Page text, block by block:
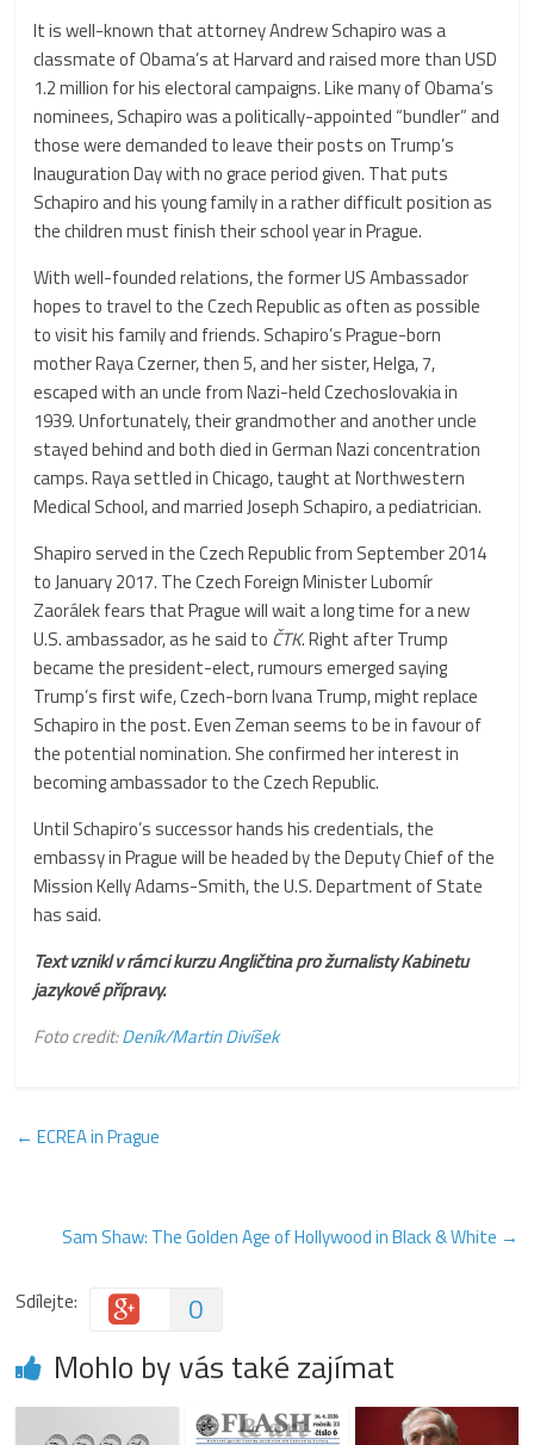
It is well-known that attorney Andrew Schapiro was a
classmate of Obama’s at Harvard and raised more than USD
1.2 million for his electoral campaigns. Like many of Obama’s
nominees, Schapiro was a politically-appointed “bundler” and
those were demanded to leave their posts on Trump’s
Inauguration Day with no grace period given. That puts
Schapiro and his young family in a rather difficult position as
the children must finish their school year in Prague.
With well-founded relations, the former US Ambassador
hopes to travel to the Czech Republic as often as possible
to visit his family and friends. Schapiro’s Prague-born
mother Raya Czerner, then 5, and her sister, Helga, 7,
escaped with an uncle from Nazi-held Czechoslovakia in
1939. Unfortunately, their grandmother and another uncle
stayed behind and both died in German Nazi concentration
camps. Raya settled in Chicago, taught at Northwestern
Medical School, and married Joseph Schapiro, a pediatrician.
Shapiro served in the Czech Republic from September 2014
to January 2017. The Czech Foreign Minister Lubomír
Zaorálek fears that Prague will wait a long time for a new
U.S. ambassador, as he said to ČTK. Right after Trump
became the president-elect, rumours emerged saying
Trump’s first wife, Czech-born Ivana Trump, might replace
Schapiro in the post. Even Zeman seems to be in favour of
the potential nomination. She confirmed her interest in
becoming ambassador to the Czech Republic.
Until Schapiro’s successor hands his credentials, the
embassy in Prague will be headed by the Deputy Chief of the
Mission Kelly Adams-Smith, the U.S. Department of State
has said.
Text vznikl v rámci kurzu Angličtina pro žurnalisty Kabinetu
jazykové přípravy.
Foto credit:Deník/Martin Divíšek
← ECREA in Prague
Sam Shaw: The Golden Age of Hollywood in Black & White →
Sdílejte: 0
Mohlo by vás také zajímat